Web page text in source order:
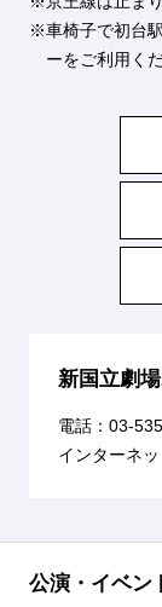
車椅子で初台
ーをご利用く
新国立劇
電話： 03-
インターネッ
公演・イベン